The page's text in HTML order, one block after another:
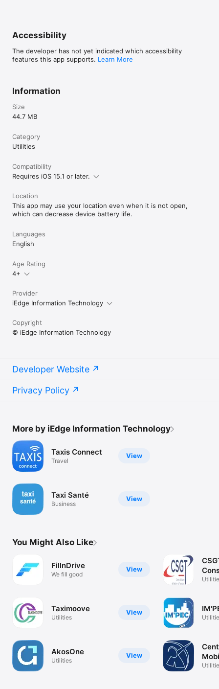
Accessibility
The developer has not yet indicated which accessibility
features this app supports. Learn More
Information
Size
44.7 MB
Category
Utilities
Compatibility
Requires iOS 15.1 or later.
Location
This app may use your location even when it is not open,
which can decrease device battery life.
Languages
English
Age Rating
4+
Provider
iEdge Information Technology
Copyright
© iEdge Information Technology
Developer Website
Privacy Policy
More by iEdge Information Technology
View
Taxis Connect
Travel
View
Taxi Santé
Business
You Might Also Like
View
FillnDrive
We fill good
View
Taximoove
Utilities
View
AkosOne
Utilities